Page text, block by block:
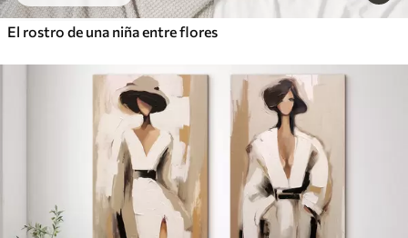
El rostro de una niña entre flores